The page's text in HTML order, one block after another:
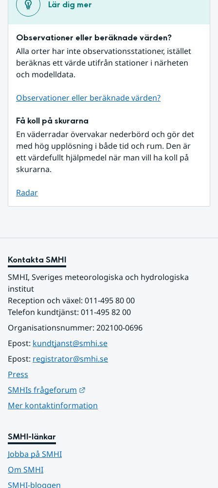
Lär dig mer
Observationer eller beräknade värden?
Alla orter har inte observationsstationer, istället
beräknas ett värde utifrån stationer i närheten
och modelldata.
Observationer eller beräknade värden?
Få koll på skurarna
En väderradar övervakar nederbörd och gör det
med hög upplösning i både tid och rum. Den är
ett värdefullt hjälpmedel när man vill ha koll på
skurarna.
Radar
Kontakta SMHI
SMHI, Sveriges meteorologiska och hydrologiska
institut
Reception och växel: 011-495 80 00
Telefon kundtjänst: 011-495 82 00
Organisationsnummer: 202100-0696
Epost: kundtjanst@smhi.se
Epost: registrator@smhi.se
Press
SMHIs frågeforum
Mer kontaktinformation
SMHI-länkar
Jobba på SMHI
Om SMHI
SMHI-bloggen